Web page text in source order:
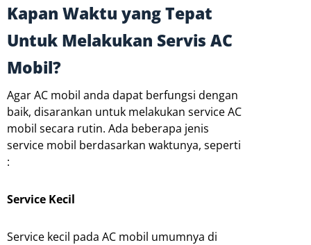
Kapan Waktu yang Tepat
Untuk Melakukan Servis AC
Mobil?
Agar AC mobil anda dapat berfungsi dengan
baik, disarankan untuk melakukan service AC
mobil secara rutin. Ada beberapa jenis
service mobil berdasarkan waktunya, seperti
:
Service Kecil
Service kecil pada AC mobil umumnya di